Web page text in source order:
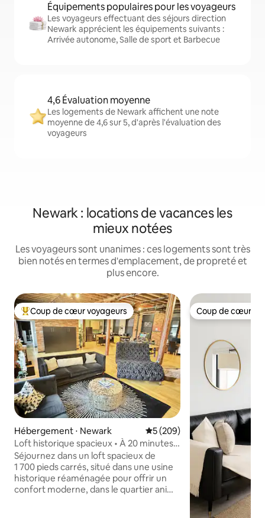
Équipements populaires pour les voyageurs
Les voyageurs effectuant des séjours direction
Newark apprécient les équipements suivants :
Arrivée autonome, Salle de sport et Barbecue
4,6 Évaluation moyenne
Les logements de Newark affichent une note
moyenne de 4,6 sur 5, d'après l'évaluation des
voyageurs
Newark : locations de vacances les
mieux notées
Les voyageurs sont unanimes : ces logements sont très
bien notés en termes d'emplacement, de propreté et
plus encore.
Coups de cœur voyageurs les plus appréciés
Coup de cœur voyageurs
Hébergement ⋅ Newark Évaluation moyenne sur la
5 (209)
Loft historique spacieux • À 20 minutes
de New York et de l'aéroport EWR
Séjournez dans un loft spacieux de
1 700 pieds carrés, situé dans une usine
historique réaménagée pour offrir un
confort moderne, dans le quartier animé
Coup de cœur
Coup de cœur